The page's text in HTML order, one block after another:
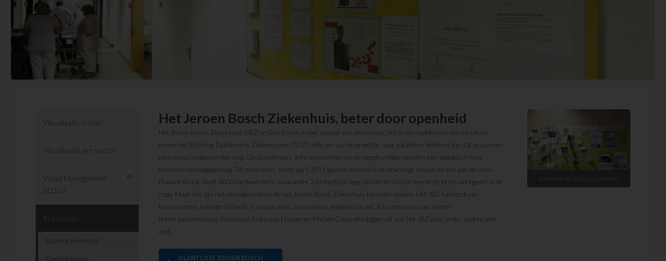
Visualisatie in lean
Visualisatie per sector
Visual Management
BLOGS
28
Klantcases
Bakker Barendrecht
Klantreferenties
Het Jeroen Bosch Ziekenhuis, beter door openheid
Het Jeroen Bosch Ziekenhuis (JBZ) in Den Bosch is niet zomaar een ziekenhuis; het is een topklinisch ziekenhuis en
binnen de Stichting Topklinische Ziekenhuizen (STZ) zelfs één van de grootste. Voor patiënten betekent dat dat ze kunnen
rekenen op hoogwaardige zorg. Co-assistenten, arts-assistenten en verpleegkundigen worden hier begeleid in hun
medische vervolgopleiding. Dit ziekenhuis, sinds april 2011 gecentraliseerd in de prachtige nieuwe locatie aan de Henri
Dunantstraat, heeft 4000 medewerkers, waaronder 240 medisch specialisten en is daarmee de grootste werkgever in de
regio. Maar dat zijn niet de enige criteria die het Jeroen Bosch Ziekenhuis bijzonder maken. Het JBZ hanteert vier
kernwaarden: klantgerichtheid, transparantie, innovatie en veiligheid en zet zich continu in voor steeds
betere patiëntenzorg. Adviseurs Anita van Haaren en Miriam Casarotto leggen uit wat het JBZ daar onder andere voor
doet.
KLANTCASE JEROEN BOSCH
Kwaliteit van Zorg visualiseren